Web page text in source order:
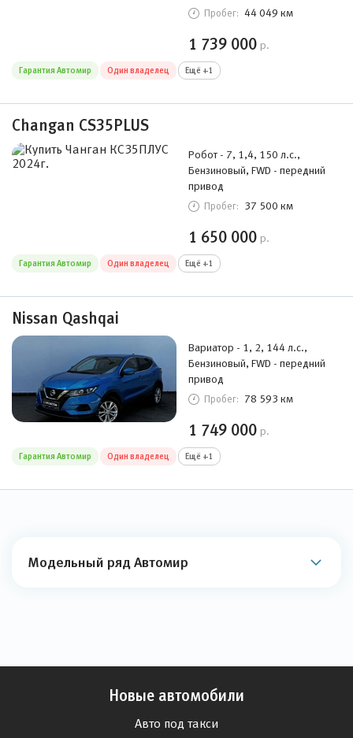
Пробег: 44 049 км
1 739 000 р.
Гарантия Автомир Один владелец Ещё +1
Changan CS35PLUS
Робот - 7, 1,4, 150 л.с.,
Бензиновый, FWD - передний
привод
Пробег: 37 500 км
1 650 000 р.
Гарантия Автомир Один владелец Ещё +1
Nissan Qashqai
Вариатор - 1, 2, 144 л.с.,
Бензиновый, FWD - передний
привод
Пробег: 78 593 км
1 749 000 р.
Гарантия Автомир Один владелец Ещё +1
Модельный ряд Автомир
Новые автомобили
Авто под такси